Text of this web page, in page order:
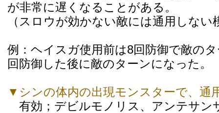
が非常に遅くなることがある。
（スロウが効かない敵には通用しない
例：ヘイスガ使用前は8回防御で敵の
回防御した後に敵のターンになった。
▼シンの体内の出現モンスターで、通
有効；デビルモノリス、アンテサン